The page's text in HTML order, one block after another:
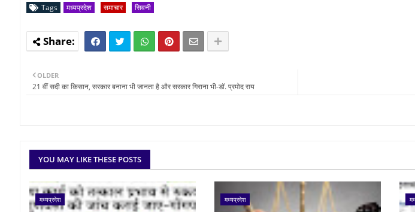
Tags मध्यप्रदेश समाचार सिवनी
OLDER
21 वीं सदी का किसान, सरकार बनाना भी जानता है और सरकार गिराना भी-डॉ. प्रमोद राय
YOU MAY LIKE THESE POSTS
मध्यप्रदेश मध्यप्रदेश